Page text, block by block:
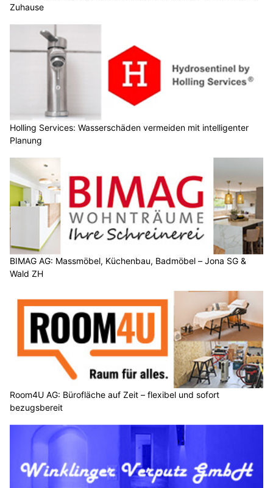
Zuhause
Holling Services: Wasserschäden vermeiden mit intelligenter
Planung
BIMAG AG: Massmöbel, Küchenbau, Badmöbel – Jona SG &
Wald ZH
Room4U AG: Bürofläche auf Zeit – flexibel und sofort
bezugsbereit